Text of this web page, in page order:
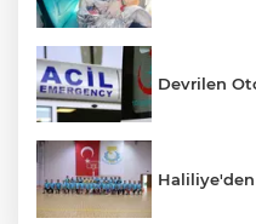
Devrilen